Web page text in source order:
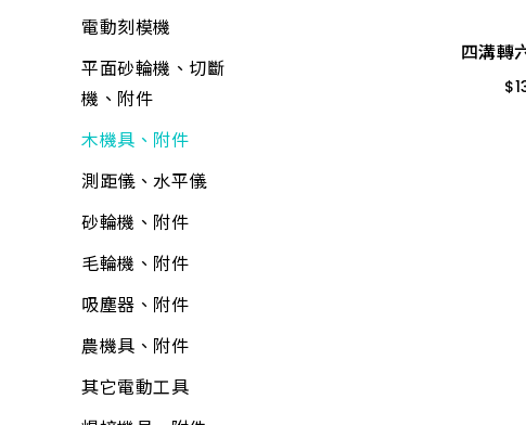
包裝材料
平面砂輪機、切斷
機、附件
各式剪刀
ALD延長線
油漆工具
矽利康、填縫膠
氣動工具、附件
逆滲透、淨水器、過
濾器、逆滲透附件
清掃用具
置物收納
巧拼墊、地墊
清掃用具
清潔劑
芳香、除臭、除濕劑
防蟲、殺蟲劑
消毒、殺菌
居家生活
居家安全
3C用品
鐵工用品
其他手工具
工具箱、零件盒
清洗劑
吊掛用品
輪
護具
所有商品
防壁癌、除霉
水泥砂、填縫劑
油漆工具
黏劑工具
研磨工具
牛油、潤滑油
所有商品
流理台附件
面盆附件
排水口、地板落水
馬桶、水箱附件
鏡箱
抽排風機
逆滲透、淨水器、過
濾器、逆滲透配件
熱水器、附件
洗衣機附件
園藝用具
寵物用品
驅除害蟲用具
捕蟲網
防曬用品
固定繩、鍊
所有商品
電動刻模機
平面砂輪機、切斷
機、附件
木機具、附件
測距儀、水平儀
砂輪機、附件
毛輪機、附件
吸塵器、附件
農機具、附件
其它電動工具
$ 15
8.5mm 5M+公母蝶
8.5mm 30M+公母蝶
8.5mm 20M+公母蝶
四溝轉
$